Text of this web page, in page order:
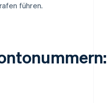
führen.